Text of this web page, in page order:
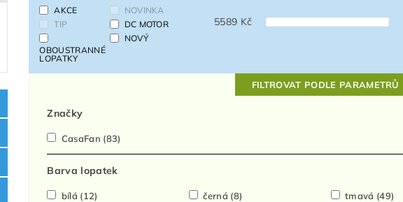
AKCE
NOVINKA
TIP
DC MOTOR
OBOUSTRANNÉ
LOPATKY
NOVÝ
5589 Kč
FILTROVAT PODLE PARAMETRŮ
Značky
CasaFan (83)
Barva lopatek
bílá (12) černá (8) tmavá (49)